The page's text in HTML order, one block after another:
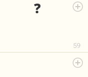
❓
59